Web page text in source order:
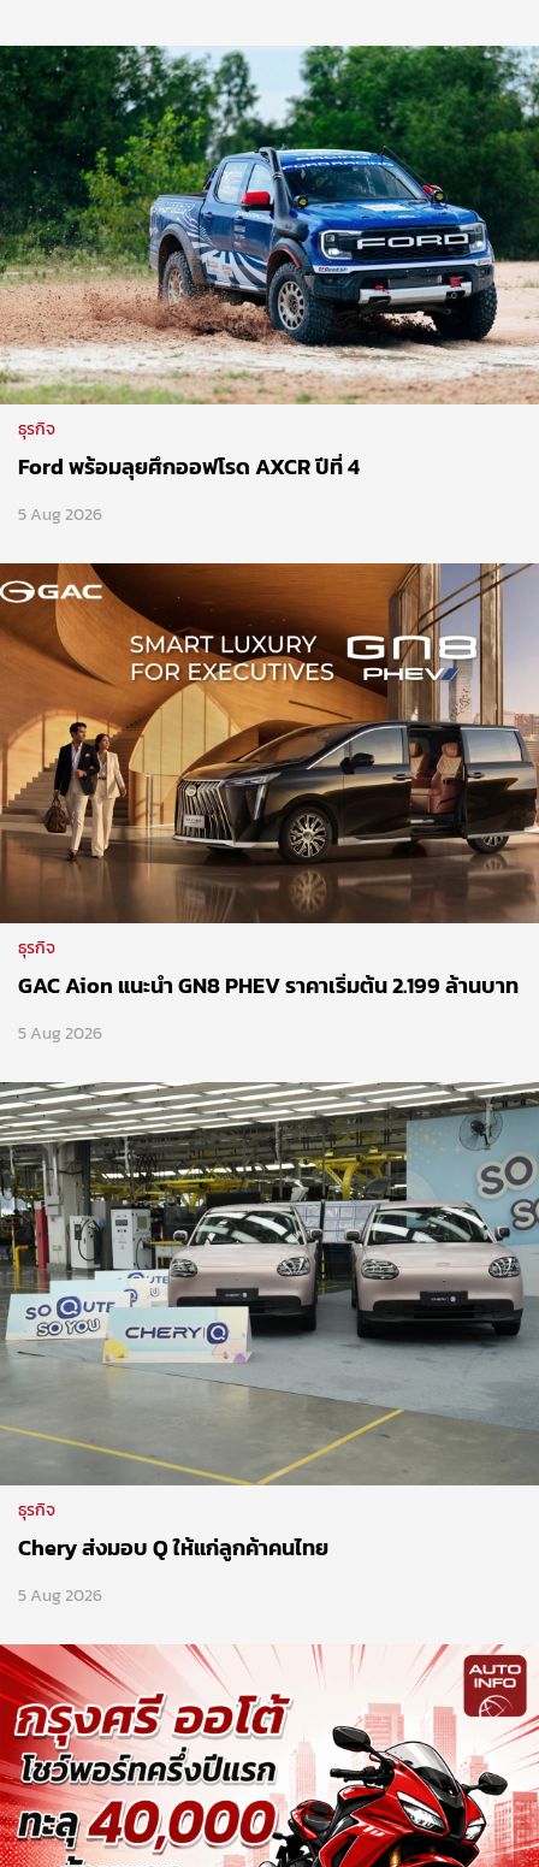
ธุรกิจ
Ford พร้อมลุยศึกออฟโรด AXCR ปีที่ 4
5 Aug 2026
ธุรกิจ
GAC Aion แนะนำ GN8 PHEV ราคาเริ่มต้น 2.199 ล้านบาท
5 Aug 2026
ธุรกิจ
Chery ส่งมอบ Q ให้แก่ลูกค้าคนไทย
5 Aug 2026